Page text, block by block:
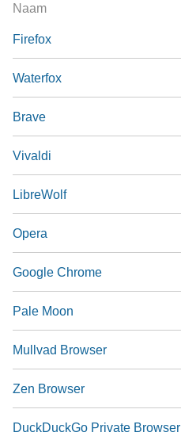
Naam
Firefox
Waterfox
Brave
Vivaldi
LibreWolf
Opera
Google Chrome
Pale Moon
Mullvad Browser
Zen Browser
DuckDuckGo Private Browser